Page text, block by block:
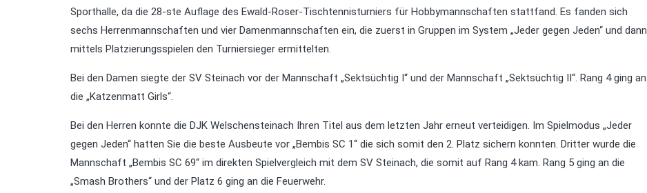
Sporthalle, da die 28-ste Auflage des Ewald-Roser-Tischtennisturniers für Hobbymannschaften stattfand. Es fanden sich
sechs Herrenmannschaften und vier Damenmannschaften ein, die zuerst in Gruppen im System „Jeder gegen Jeden“ und dann
mittels Platzierungsspielen den Turniersieger ermittelten.
Bei den Damen siegte der SV Steinach vor der Mannschaft „Sektsüchtig I“ und der Mannschaft „Sektsüchtig II“. Rang 4 ging an
die „Katzenmatt Girls“.
Bei den Herren konnte die DJK Welschensteinach Ihren Titel aus dem letzten Jahr erneut verteidigen. Im Spielmodus „Jeder
gegen Jeden“ hatten Sie die beste Ausbeute vor „Bembis SC 1“ die sich somit den 2. Platz sichern konnten. Dritter wurde die
Mannschaft „Bembis SC 69“ im direkten Spielvergleich mit dem SV Steinach, die somit auf Rang 4 kam. Rang 5 ging an die
„Smash Brothers“ und der Platz 6 ging an die Feuerwehr.